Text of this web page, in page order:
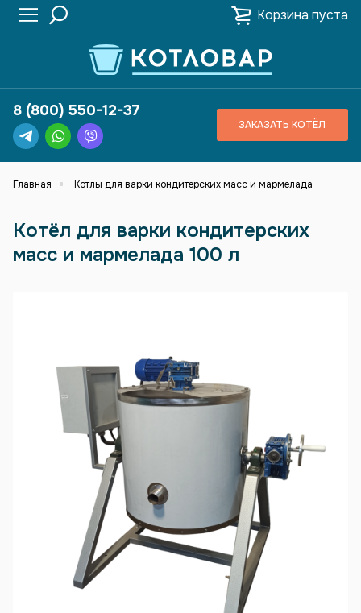
Корзина пуста
8 (800) 550-12-37
ЗАКАЗАТЬ КОТЁЛ
Главная Котлы для варки кондитерских масс и мармелада
Котёл для варки кондитерских
масс и мармелада 100 л